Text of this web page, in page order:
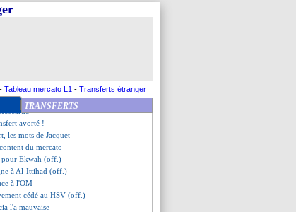
- Tableau mercato L1 - Transferts étranger
TRANSFERTS
sur les dépenses
pointé du doigt
choix Yaremchuk
du club
avorté !
les mots de Jacquet
du mercato
pour Ekwah (off.)
à Al-Ittihad (off.)
à l'OM
cédé au HSV (off.)
l'a mauvaise